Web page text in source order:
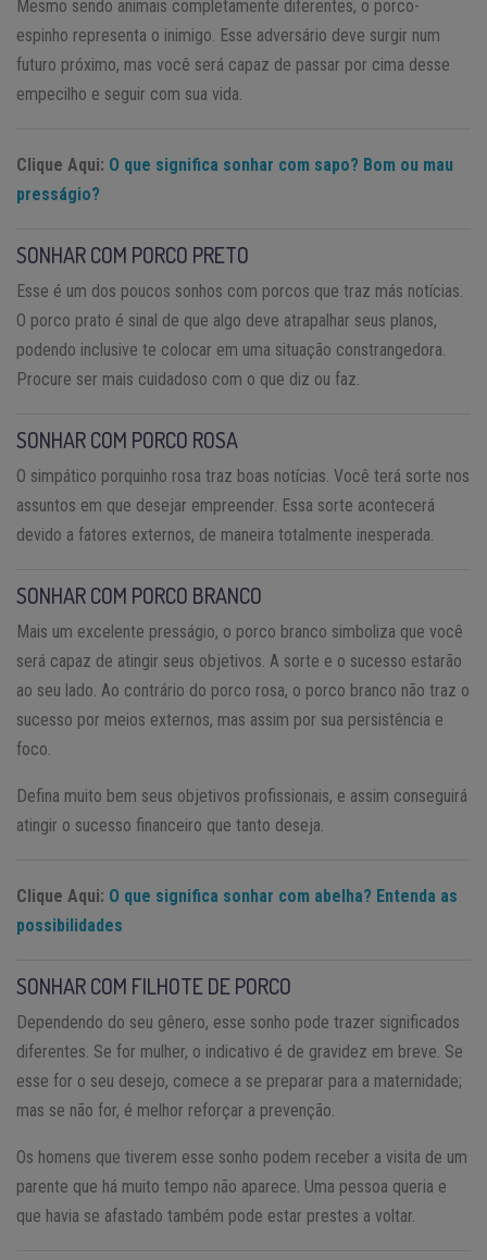
Mesmo sendo animais completamente diferentes, o porco-
espinho representa o inimigo. Esse adversário deve surgir num
futuro próximo, mas você será capaz de passar por cima desse
empecilho e seguir com sua vida.
Clique Aqui: O que significa sonhar com sapo? Bom ou mau
presságio?
SONHAR COM PORCO PRETO
Esse é um dos poucos sonhos com porcos que traz más notícias.
O porco prato é sinal de que algo deve atrapalhar seus planos,
podendo inclusive te colocar em uma situação constrangedora.
Procure ser mais cuidadoso com o que diz ou faz.
SONHAR COM PORCO ROSA
O simpático porquinho rosa traz boas notícias. Você terá sorte nos
assuntos em que desejar empreender. Essa sorte acontecerá
devido a fatores externos, de maneira totalmente inesperada.
SONHAR COM PORCO BRANCO
Mais um excelente presságio, o porco branco simboliza que você
será capaz de atingir seus objetivos. A sorte e o sucesso estarão
ao seu lado. Ao contrário do porco rosa, o porco branco não traz o
sucesso por meios externos, mas assim por sua persistência e
foco.
Defina muito bem seus objetivos profissionais, e assim conseguirá
atingir o sucesso financeiro que tanto deseja.
Clique Aqui: O que significa sonhar com abelha? Entenda as
possibilidades
SONHAR COM FILHOTE DE PORCO
Dependendo do seu gênero, esse sonho pode trazer significados
diferentes. Se for mulher, o indicativo é de gravidez em breve. Se
esse for o seu desejo, comece a se preparar para a maternidade;
mas se não for, é melhor reforçar a prevenção.
Os homens que tiverem esse sonho podem receber a visita de um
parente que há muito tempo não aparece. Uma pessoa queria e
que havia se afastado também pode estar prestes a voltar.